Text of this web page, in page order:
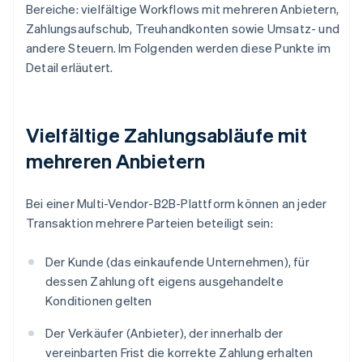
Bereiche: vielfältige Workflows mit mehreren Anbietern,
Zahlungsaufschub, Treuhandkonten sowie Umsatz- und
andere Steuern. Im Folgenden werden diese Punkte im
Detail erläutert.
Vielfältige Zahlungsabläufe mit
mehreren Anbietern
Bei einer Multi-Vendor-B2B-Plattform können an jeder
Transaktion mehrere Parteien beteiligt sein:
Der Kunde (das einkaufende Unternehmen), für
dessen Zahlung oft eigens ausgehandelte
Konditionen gelten
Der Verkäufer (Anbieter), der innerhalb der
vereinbarten Frist die korrekte Zahlung erhalten